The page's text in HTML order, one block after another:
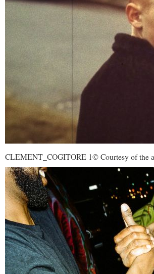
CLEMENT_COGITORE 1© Courtesy of the